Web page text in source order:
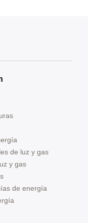
de luz y gas
y gas
de energía